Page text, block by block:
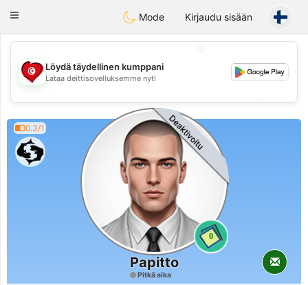
Tunisia Dating
Toggle
Mode Kirjaudu sisään
💖
💕
💕
Löydä täydellinen kumppani
Lataa deittisovelluksemme nyt!
0.3/1
0
Deaktivoitu
Papitto
Pitkä aika